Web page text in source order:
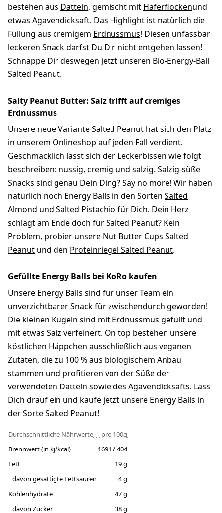
bestehen aus Datteln, gemischt mit Haferflockenund
etwas Agavendicksaft. Das Highlight ist natürlich die
Füllung aus cremigem Erdnussmus! Diesen unfassbar
leckeren Snack darfst Du Dir nicht entgehen lassen!
Schnappe Dir deswegen jetzt unseren Bio-Energy-Ball
Salted Peanut.
Salty Peanut Butter: Salz trifft auf cremiges
Erdnussmus
Unsere neue Variante Salted Peanut hat sich den Platz
in unserem Onlineshop auf jeden Fall verdient.
Geschmacklich lässt sich der Leckerbissen wie folgt
beschreiben: nussig, cremig und salzig. Salzig-süße
Snacks sind genau Dein Ding? Say no more! Wir haben
natürlich noch Energy Balls in den Sorten Salted
Almond und Salted Pistachio für Dich. Dein Herz
schlägt am Ende doch für Salted Peanut? Kein
Problem, probier unsere Nut Butter Cups Salted
Peanut und den Proteinriegel Salted Peanut.
Gefüllte Energy Balls bei KoRo kaufen
Unsere Energy Balls sind für unser Team ein
unverzichtbarer Snack für zwischendurch geworden!
Die kleinen Kugeln sind mit Erdnussmus gefüllt und
mit etwas Salz verfeinert. On top bestehen unsere
köstlichen Häppchen ausschließlich aus veganen
Zutaten, die zu 100 % aus biologischem Anbau
stammen und profitieren von der Süße der
verwendeten Datteln sowie des Agavendicksafts. Lass
Dich drauf ein und kaufe jetzt unsere Energy Balls in
der Sorte Salted Peanut!
Durchschnittliche Nährwerte
pro 100g
Brennwert (in kj/kcal)
1691 / 404
Fett
19 g
davon gesättigte Fettsäuren
4 g
Kohlenhydrate
47 g
davon Zucker
38 g